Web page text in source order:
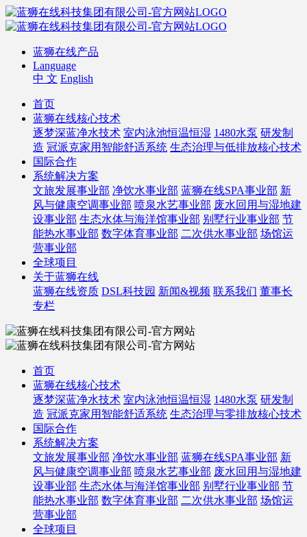
蓝狮在线产品
Language
中 文 English
首页
蓝狮在线核心技术
逐梦深蓝净水技术 室内泳池恒温恒湿 1480水泵 研发制
造 冠派克家用智能舒适系统 生态治理与低排放核心技术
国际合作
系统解决方案
文旅发展事业部 净饮水事业部 蓝狮在线SPA事业部 新
风与健康空调事业部 喷泉水艺事业部 废水回用与湿地建
设事业部 生态水体与海洋馆事业部 别墅行业事业部 节
能热水事业部 数字体育事业部 二次供水事业部 场馆运
营事业部
全球项目
关于蓝狮在线
蓝狮在线资质 DSL科技园 新闻&视频 联系我们 董事长
专栏
首页
蓝狮在线核心技术
逐梦深蓝净水技术 室内泳池恒温恒湿 1480水泵 研发制
造 冠派克家用智能舒适系统 生态治理与零排放核心技术
国际合作
系统解决方案
文旅发展事业部 净饮水事业部 蓝狮在线SPA事业部 新
风与健康空调事业部 喷泉水艺事业部 废水回用与湿地建
设事业部 生态水体与海洋馆事业部 别墅行业事业部 节
能热水事业部 数字体育事业部 二次供水事业部 场馆运
营事业部
全球项目